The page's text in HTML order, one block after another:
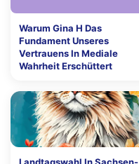
Warum Gina H Das
Fundament Unseres
Vertrauens In Mediale
Wahrheit Erschüttert
Landtagswahl In Sachsen-